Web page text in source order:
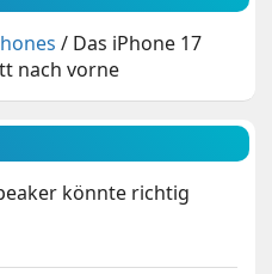
/ Das iPhone 17
nach vorne
könnte richtig